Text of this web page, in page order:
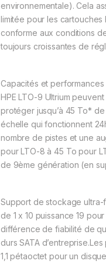
environnementale). Cela
limitée pour les cartouches
conforme aux conditions
toujours croissantes de
Capacités et
HPE LTO-9 Ultrium
protéger jusqu’à 45 To*
échelle qui fonctionnent
nombre de pistes et une
pour LTO-8 à 45 To pour
de 9ème génération (en
Support de stockage ultra-
de 1 x 10 puissance 19
différence de fiabilité de
durs SATA
1,1 pétaoctet pour un